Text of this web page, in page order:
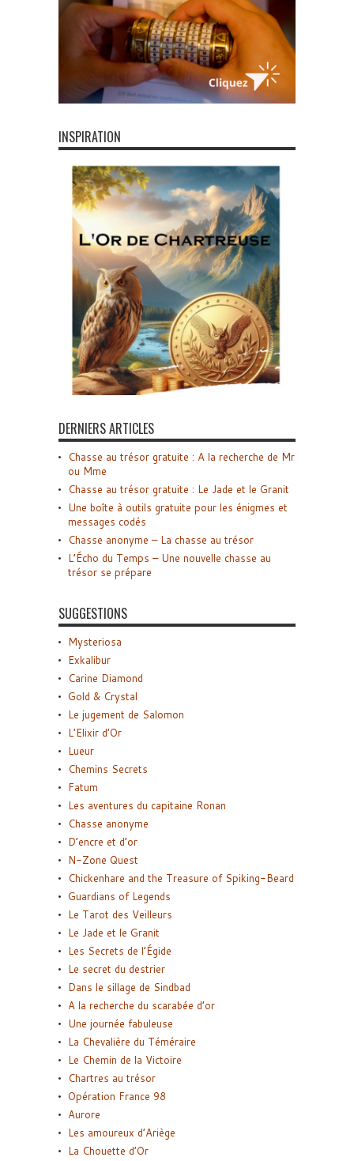
INSPIRATION
DERNIERS ARTICLES
Chasse au trésor gratuite : A la recherche de Mr
ou Mme
Chasse au trésor gratuite : Le Jade et le Granit
Une boîte à outils gratuite pour les énigmes et
messages codés
Chasse anonyme – La chasse au trésor
L’Écho du Temps – Une nouvelle chasse au
trésor se prépare
SUGGESTIONS
Mysteriosa
Exkalibur
Carine Diamond
Gold & Crystal
Le jugement de Salomon
L’Elixir d’Or
Lueur
Chemins Secrets
Fatum
Les aventures du capitaine Ronan
Chasse anonyme
D’encre et d’or
N-Zone Quest
Chickenhare and the Treasure of Spiking-Beard
Guardians of Legends
Le Tarot des Veilleurs
Le Jade et le Granit
Les Secrets de l’Égide
Le secret du destrier
Dans le sillage de Sindbad
A la recherche du scarabée d’or
Une journée fabuleuse
La Chevalière du Téméraire
Le Chemin de la Victoire
Chartres au trésor
Opération France 98
Aurore
Les amoureux d’Ariège
La Chouette d’Or